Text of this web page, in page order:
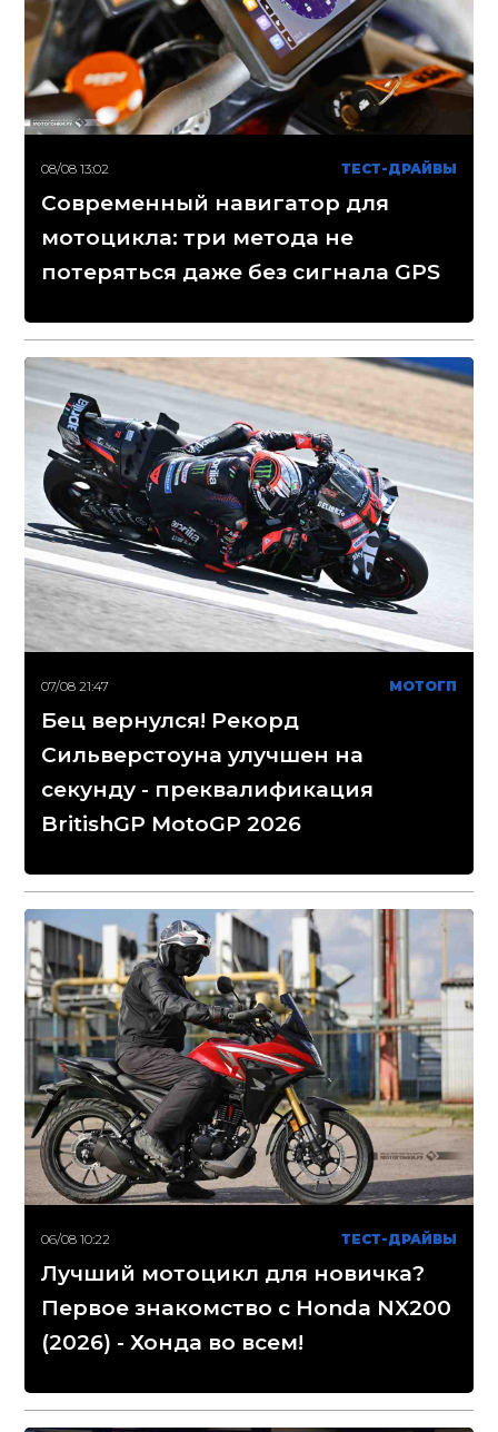
08/08 13:02 ТЕСТ-ДРАЙВЫ
Современный навигатор для
мотоцикла: три метода не
потеряться даже без сигнала GPS
07/08 21:47 МОТОГП
Бец вернулся! Рекорд
Сильверстоуна улучшен на
секунду - преквалификация
BritishGP MotoGP 2026
06/08 10:22 ТЕСТ-ДРАЙВЫ
Лучший мотоцикл для новичка?
Первое знакомство с Honda NX200
(2026) - Хонда во всем!